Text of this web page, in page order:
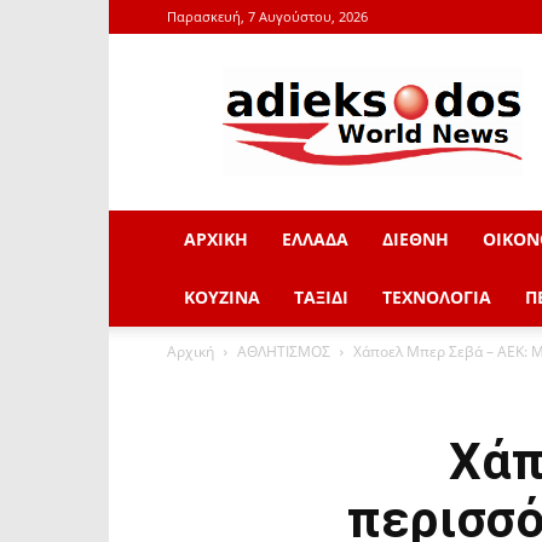
Παρασκευή, 7 Αυγούστου, 2026
adieksodos.gr
ΑΡΧΙΚΗ ΕΛΛΑΔΑ ΔΙΕΘΝΗ
ΚΟΥΖΙΝΑ ΤΑΞΙΔΙ ΤΕΧΝΟΛΟΓΙΑ
Αρχική ΑΘΛΗΤΙΣΜΟΣ Χάποελ Μπερ Σεβά – ΑΕΚ: